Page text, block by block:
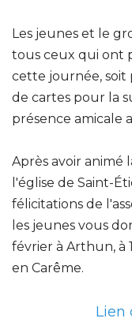
Les jeunes et le
tous ceux qui ont
cette journée, soit
de cartes pour la
présence amicale
Après avoir animé
l'église de Saint-
félicitations de
les jeunes vous
février à Arthun, à
en Carême.
Lien